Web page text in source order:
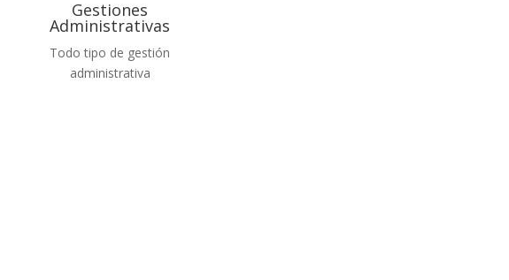
Gestiones
Administrativas
Todo tipo de gestión
administrativa